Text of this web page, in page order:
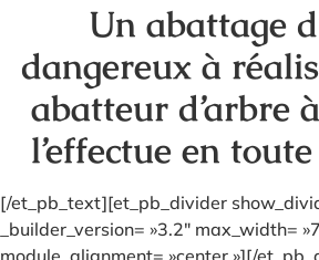
Un abattage
dangereux à
abatteur d’arbre
l’effectue en
[/et_pb_text][et_pb_divider
_builder_version= »3.2″ max_width=